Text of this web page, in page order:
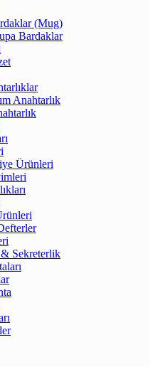
(Mug)
Bardaklar
Anahtarlık
Ürünleri
Sekreterlik